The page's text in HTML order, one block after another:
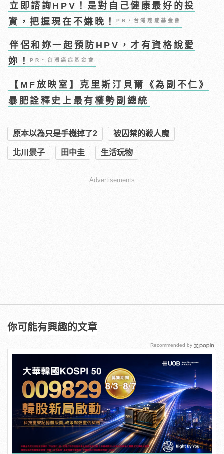
立即諮詢HPV！是對自己健康最好的投
資，把握現在不嫌晚！PR・台灣癌症基金會
伴侶和妳一起預防HPV，才有資格說愛
妳！PR・台灣癌症基金會
【MF放映室】克里斯汀貝爾《為副不仁》
暴肥詮釋史上最有權勢副總統
原本以為只是手機掉了2 被囚禁的殺人魔
北川景子 田中圭 生活玩物
Advertisements
你可能有興趣的文章
Recommended by